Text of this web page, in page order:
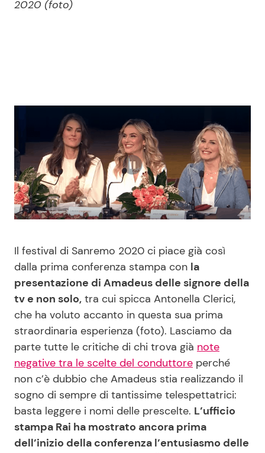
News Musica
News Spettacolo
Benessere
Casa
Moda e Style
Mondo Mamma
News benessere
Salute
Viaggi e Turismo
Festività
Cucina e Ricette
Consigli di Cucina
Dolci
Le Ricette in TV
Primi Piatti
Ricette Facili e Veloci
Ricette Feste
Ricette per Bambini
2020 (foto)
Il festival di Sanremo 2020 ci piace già così
dalla prima conferenza stampa con la
presentazione di Amadeus delle signore della
tv e non solo, tra cui spicca Antonella Clerici,
che ha voluto accanto in questa sua prima
straordinaria esperienza (foto). Lasciamo da
parte tutte le critiche di chi trova già note
negative tra le scelte del conduttore perché
non c’è dubbio che Amadeus stia realizzando il
sogno di sempre di tantissime telespettatrici:
basta leggere i nomi delle prescelte. L’ufficio
stampa Rai ha mostrato ancora prima
dell’inizio della conferenza l’entusiasmo delle